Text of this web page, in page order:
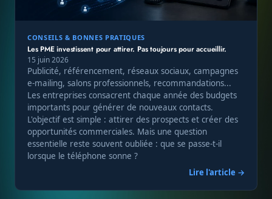
CONSEILS & BONNES PRATIQUES
Les PME investissent pour attirer. Pas toujours pour accueillir.
15 juin 2026
Publicité, référencement, réseaux sociaux, campagnes
e-mailing, salons professionnels, recommandations...
Les entreprises consacrent chaque année des budgets
importants pour générer de nouveaux contacts.
L'objectif est simple : attirer des prospects et créer des
opportunités commerciales. Mais une question
essentielle reste souvent oubliée : que se passe-t-il
lorsque le téléphone sonne ?
Lire l'article →